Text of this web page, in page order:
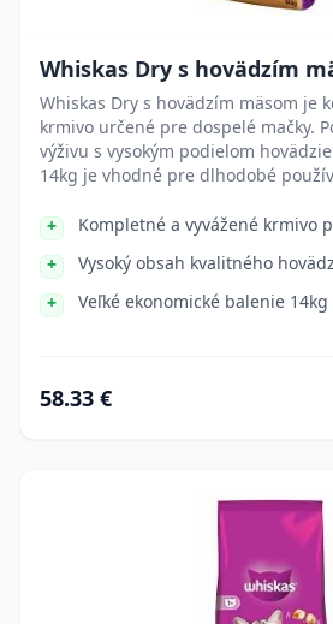
Whiskas Dry s hovädzím
Whiskas Dry s hovädzím mäsom je
krmivo určené pre dospelé mačky.
výživu s vysokým podielom
14kg je vhodné pre dlhodobé
Kompletné a vyvážené krmivo
Vysoký obsah kvalitného
Veľké ekonomické balenie
58.33 €